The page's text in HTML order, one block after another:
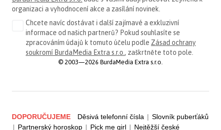
organizaci a vyhodnocení akce a zasílání novinek.
Chcete navíc dostávat i další zajímavé a exkluzivní
informace od našich partnerů? Pokud souhlasíte se
zpracováním údajů k tomuto účelu podle Zásad ochrany
soukromí BurdaMedia Extra s.r.o., zaškrtněte toto pole.
© 2003—2026 BurdaMedia Extra s.r.o.
DOPORUČUJEME Děsivá telefonní čísla | Slovník puberťáků
| Partnerský horoskop | Pick me girl | Nejtěžší české